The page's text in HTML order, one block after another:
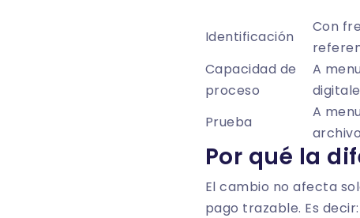
Identificación
Con
Capacidad de
proceso
A
Prueba
A
Por qué la
El cambio no afecta
pago trazable. Es